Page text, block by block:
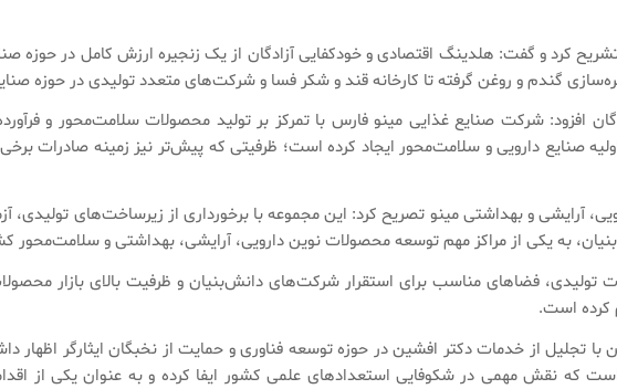
کرد و گفت: هلدینگ اقتصادی و خودکفایی آزادگان از یک زنجیره ارزش کامل در حوزه
افزود: شرکت صنایع غذایی مینو فارس با تمرکز بر تولید محصولات سلامت‌محور و
صنایع دارویی و سلامت‌محور ایجاد کرده است؛ ظرفیتی که پیش‌تر نیز زمینه صادرات
آرایشی و بهداشتی مینو تصریح کرد: این مجموعه با برخورداری از زیرساخت‌های تولیدی،
به یکی از مراکز مهم توسعه محصولات نوین دارویی، آرایشی، بهداشتی و سلامت‌محور
تولیدی، فضاهای مناسب برای استقرار شرکت‌های دانش‌بنیان و ظرفیت بالای بازار
کرده است.
تجلیل از خدمات دکتر افشین در حوزه توسعه فناوری و حمایت از نخبگان ایثارگر اظهار
است که نقش مهمی در شکوفایی استعدادهای علمی کشور ایفا کرده و به عنوان یکی از